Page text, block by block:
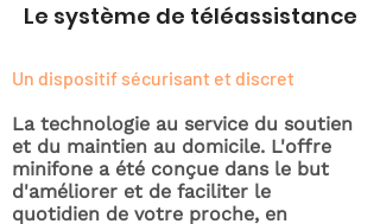
Le système de téléassistance
Un dispositif sécurisant et discret
La technologie au service du soutien
et du maintien au domicile. L'offre
minifone a été conçue dans le but
d'améliorer et de faciliter le
quotidien de votre proche, en